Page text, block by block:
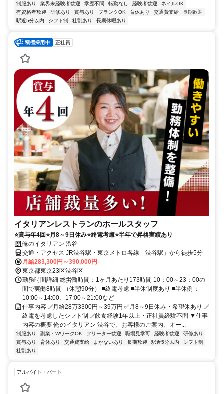
制服あり 業界未経験者歓迎 学歴不問 転勤なし 経験者歓迎
ネイルOK
有資格者歓迎
研修あり 賞与あり ブランクOK 育休あり 交通費支給
長期歓迎
駅近5分以内
シフト制 社割あり 長期休暇あり
正社員
イタリアンレストランのホールスタッフ
⭐賞与年4回⭐月8～9日休み⭐終電考慮⭐半年で昇格実績あり
俺のイタリアン 渋谷
交通・アクセス JR渋谷駅・東京メトロ各線「渋谷駅」から徒歩5分
月給283,300円～390,000円
東京都東京23区渋谷区
勤務時間詳細 総労働時間：1ヶ月あたり173時間 10：00～23：00の
間で実働8時間 （休憩90分） ■終電考慮 ■半休制度あり ■半休例：
10:00～14:00、17:00～21:00など
仕事内容 ✅月給28万3300円～39万円 ✅月8～9日休み・希望休あり ✅
終電を考慮したシフト制 ✅飲食経験1年以上・正社員経験不問 ▼仕事
内容の概要 俺のイタリアン 渋谷で、お客様のご案内、オー...
制服あり 副業・WワークOK フリーター歓迎 職場見学可 経験者歓迎
研修あり
賞与あり
育休あり 交通費支給 まかないあり 長期歓迎 駅近5分以内
シフト制
社割あり
アルバイト・パート